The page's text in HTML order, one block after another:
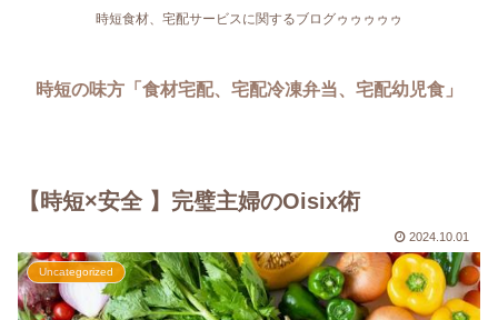
時短食材、宅配サービスに関するブログゥゥゥゥゥ
時短の味方「食材宅配、宅配冷凍弁当、宅配幼児食」
【時短×安全 】完璧主婦のOisix術
2024.10.01
Uncategorized